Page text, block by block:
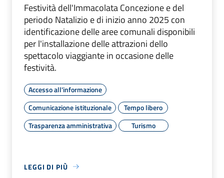
Festività dell'Immacolata Concezione e del
periodo Natalizio e di inizio anno 2025 con
identificazione delle aree comunali disponibili
per l'installazione delle attrazioni dello
spettacolo viaggiante in occasione delle
festività.
Accesso all'informazione
Comunicazione istituzionale
Tempo libero
Trasparenza amministrativa
Turismo
LEGGI DI PIÙ